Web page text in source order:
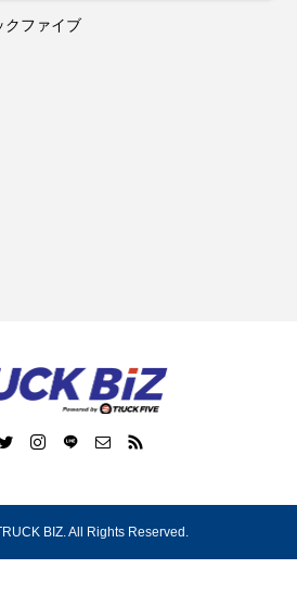
クファイブ
BIZ. All Rights Reserved.